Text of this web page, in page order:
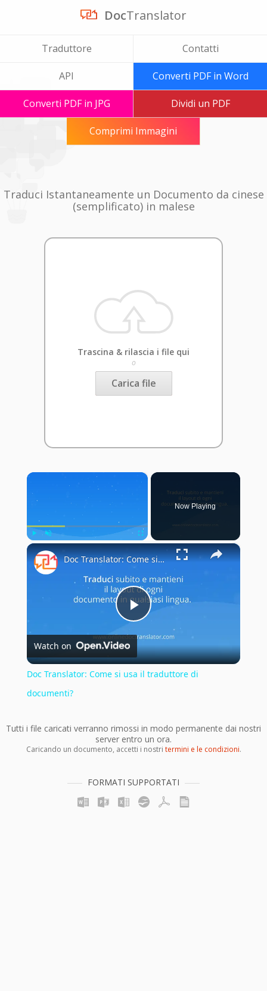
DocTranslator
Traduttore Contatti
API Converti PDF in Word
Converti PDF in JPG Dividi un PDF
Comprimi Immagini
Traduci Istantaneamente un Documento da cinese
(semplificato) in malese
Trascina & rilascia i file qui
o
Carica file
×
Play Unmute Fullscreen
Now Playing
×
Play
Video
Doc Translator: Come si usa il traduttore di documenti?
Watch on
Doc Translator: Come si usa il traduttore di
documenti?
Tutti i file caricati verranno rimossi in modo permanente dai nostri
server entro un ora.
Caricando un documento, accetti i nostri termini e le condizioni.
FORMATI SUPPORTATI